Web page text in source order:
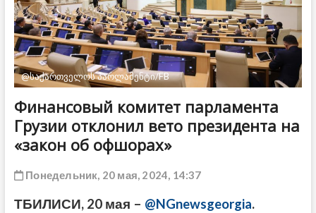
@საქართველოს პარლამენტი/FB
Финансовый комитет парламента
Грузии отклонил вето президента на
«закон об офшорах»
Понедельник, 20 мая, 2024, 14:37
ТБИЛИСИ, 20 мая – @NGnewsgeorgia.